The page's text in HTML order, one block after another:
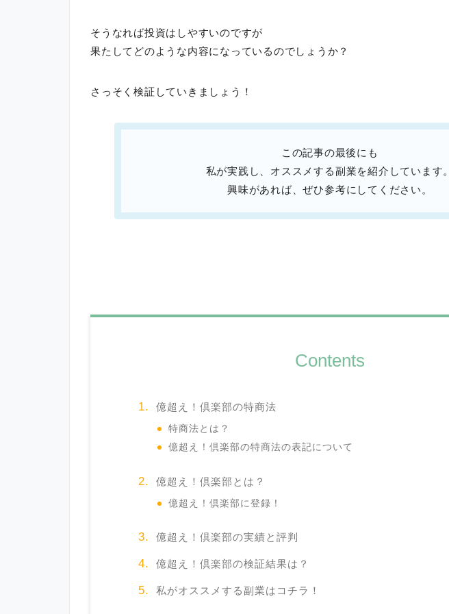
そうなれば投資はしやすいのですが
果たしてどのような内容になっているのでしょうか？
さっそく検証していきましょう！
この記事の最後にも
私が実践し、オススメする副業を紹介しています。
興味があれば、ぜひ参考にしてください。
Contents
億超え！倶楽部の特商法
特商法とは？
億超え！倶楽部の特商法の表記について
億超え！倶楽部とは？
億超え！倶楽部に登録！
億超え！倶楽部の実績と評判
億超え！倶楽部の検証結果は？
私がオススメする副業はコチラ！